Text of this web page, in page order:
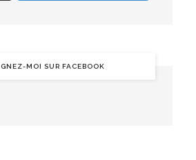
MOI SUR FACEBOOK